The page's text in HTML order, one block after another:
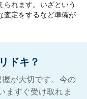
られます。いざという
査定をするなど準備が
ドキ？
が大切です。今の
ますぐ受け取れま